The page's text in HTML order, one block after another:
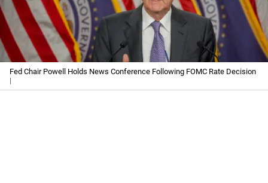
Fed Chair Powell Holds News Conference Following FOMC Rate Decision
|